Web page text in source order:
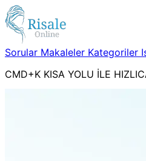
Sorular Makaleler Kategoriler
CMD+K KISA YOLU İLE